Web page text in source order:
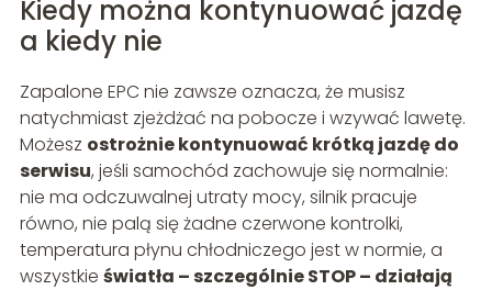
Kiedy można kontynuować jazdę
a kiedy nie
Zapalone EPC nie zawsze oznacza, że musisz
natychmiast zjeżdżać na pobocze i wzywać lawetę.
Możesz ostrożnie kontynuować krótką jazdę do
serwisu, jeśli samochód zachowuje się normalnie:
nie ma odczuwalnej utraty mocy, silnik pracuje
równo, nie palą się żadne czerwone kontrolki,
temperatura płynu chłodniczego jest w normie, a
wszystkie światła – szczególnie STOP – działają